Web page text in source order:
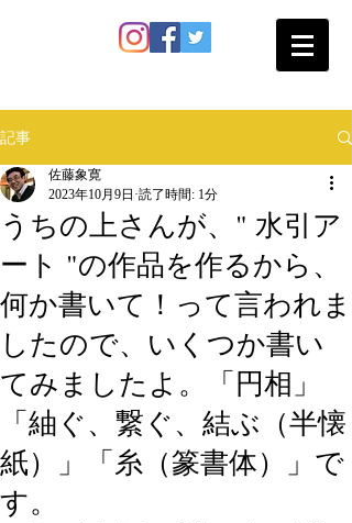
記事
うちの上さんが、" 水引ア
ート "の作品を作るから、
何か書いて！って言われま
したので、いくつか書い
てみましたよ。「円相」
「紬ぐ、繋ぐ、結ぶ（半懐
紙）」「糸（篆書体）」で
す。
佐藤象寛
2023年10月9日 読了時間: 1分